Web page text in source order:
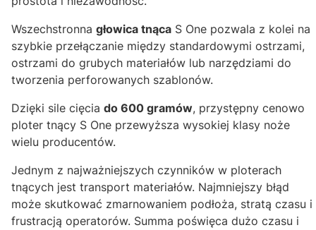
Wszechstronna głowica tnąca S One pozwala z kolei na
szybkie przełączanie między standardowymi ostrzami,
ostrzami do grubych materiałów lub narzędziami do
tworzenia perforowanych szablonów.
Dzięki sile cięcia do 600 gramów, przystępny cenowo
ploter tnący S One przewyższa wysokiej klasy noże
wielu producentów.
Jednym z najważniejszych czynników w ploterach
tnących jest transport materiałów. Najmniejszy błąd
może skutkować zmarnowaniem podłoża, stratą czasu i
frustracją operatorów. Summa poświęca dużo czasu i